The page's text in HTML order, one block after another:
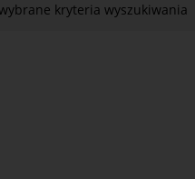
kryteria wyszukiwania